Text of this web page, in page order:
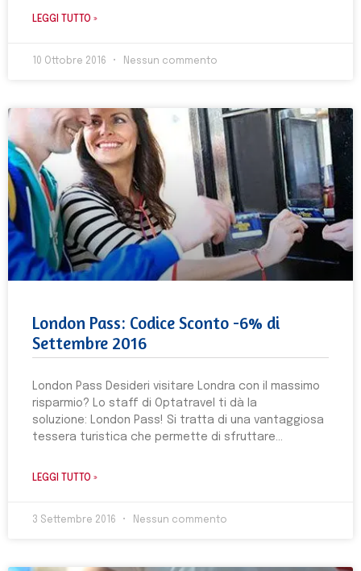
LEGGI TUTTO »
10 Ottobre 2016 Nessun commento
London Pass: Codice Sconto -6% di
Settembre 2016
London Pass Desideri visitare Londra con il massimo
risparmio? Lo staff di Optatravel ti dà la
soluzione: London Pass! Si tratta di una vantaggiosa
tessera turistica che permette di sfruttare
LEGGI TUTTO »
3 Settembre 2016 Nessun commento